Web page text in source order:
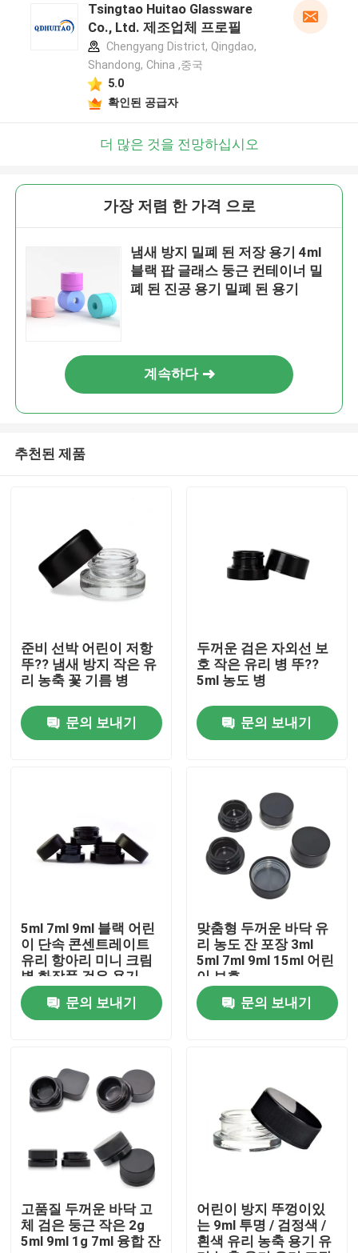
제품
우리에 대하여
공장 여행
연락주세요
인용문을 요구하세요
글라스 정광 병
Tsingtao Huitao Glassware
Co., Ltd. 제조업체 프로필
Chengyang District, Qingdao,
Shandong, China ,중국
5.0
확인된 공급자
더 많은 것을 전망하십시오
가장 저렴 한 가격 으로
냄새 방지 밀폐 된 저장 용기 4ml
블랙 팝 글래스 둥근 컨테이너 밀
폐 된 진공 용기 밀폐 된 용기
계속하다
추천된 제품
준비 선박 어린이 저항
뚜?? 냄새 방지 작은 유
리 농축 꽃 기름 병
문의 보내기
두꺼운 검은 자외선 보
호 작은 유리 병 뚜??
5ml 농도 병
문의 보내기
5ml 7ml 9ml 블랙 어린
이 단속 콘센트레이트
유리 항아리 미니 크림
병 화장품 검은 용기
뚜?? 이 있는 항아리
문의 보내기
맞춤형 두꺼운 바닥 유
리 농도 잔 포장 3ml
5ml 7ml 9ml 15ml 어린
이 보호
문의 보내기
고품질 두꺼운 바닥 고
체 검은 둥근 작은 2g
5ml 9ml 1g 7ml 융합 잔
어린이 방지 뚜껑이있
는 9ml 투명 / 검정색 /
흰색 유리 농축 용기 유